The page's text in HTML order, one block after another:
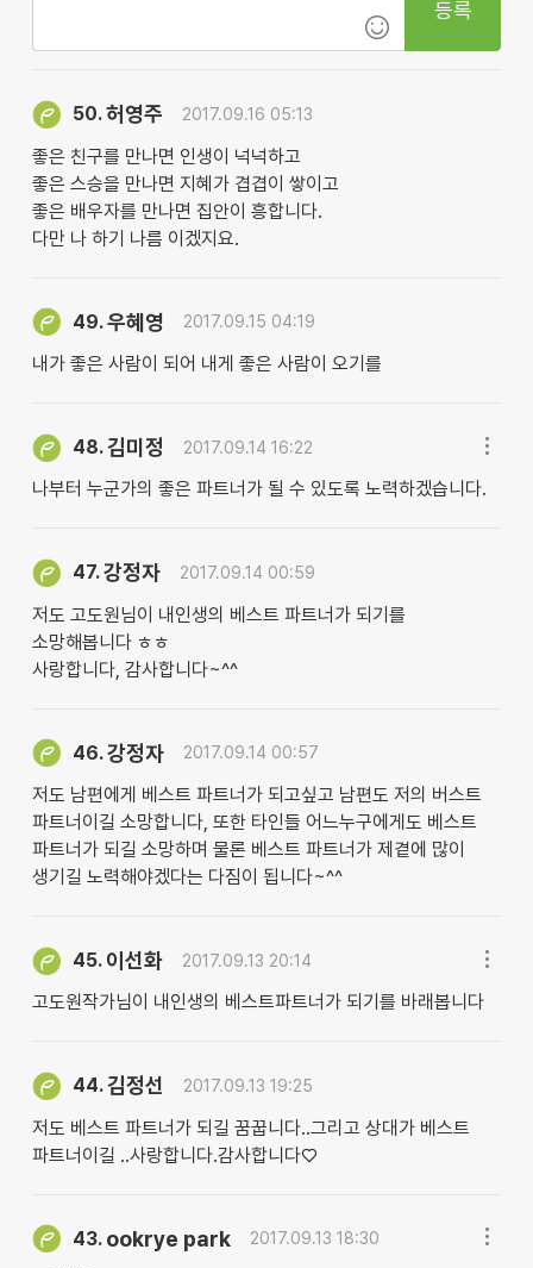
등록
50.허영주 2017.09.16 05:13
좋은 친구를 만나면 인생이 넉넉하고
좋은 스승을 만나면 지혜가 겹겹이 쌓이고
좋은 배우자를 만나면 집안이 흥합니다.
다만 나 하기 나름 이겠지요.
49.우혜영 2017.09.15 04:19
내가 좋은 사람이 되어 내게 좋은 사람이 오기를
48.김미정 2017.09.14 16:22
나부터 누군가의 좋은 파트너가 될 수 있도록 노력하겠습니다.
47.강정자 2017.09.14 00:59
저도 고도원님이 내인생의 베스트 파트너가 되기를
소망해봅니다 ㅎㅎ
사랑합니다, 감사합니다~^^
46.강정자 2017.09.14 00:57
저도 남편에게 베스트 파트너가 되고싶고 남편도 저의 버스트
파트너이길 소망합니다, 또한 타인들 어느누구에게도 베스트
파트너가 되길 소망하며 물론 베스트 파트너가 제곁에 많이
생기길 노력해야겠다는 다짐이 됩니다~^^
45. 이선화 2017.09.13 20:14
고도원작가님이 내인생의 베스트파트너가 되기를 바래봅니다
44.김정선 2017.09.13 19:25
저도 베스트 파트너가 되길 꿈꿉니다..그리고 상대가 베스트
파트너이길 ..사랑합니다.감사합니다♡
43. ookrye park 2017.09.13 18:30